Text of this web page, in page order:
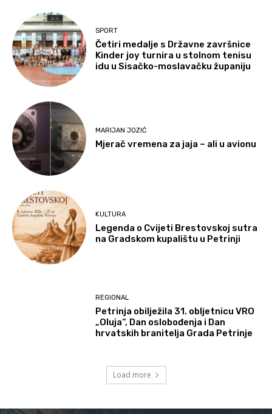
SPORT
Četiri medalje s Državne završnice
Kinder joy turnira u stolnom tenisu
idu u Sisačko-moslavačku županiju
MARIJAN JOZIĆ
Mjerač vremena za jaja – ali u avionu
KULTURA
Legenda o Cvijeti Brestovskoj sutra
na Gradskom kupalištu u Petrinji
REGIONAL
Petrinja obilježila 31. obljetnicu VRO
„Oluja“, Dan oslobođenja i Dan
hrvatskih branitelja Grada Petrinje
Load more